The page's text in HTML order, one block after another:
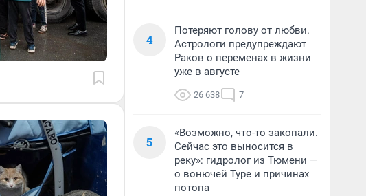
4
Потеряют голову от любви.
Астрологи предупреждают
Раков о переменах в жизни
уже в августе
26 638 7
5
«Возможно, что-то закопали.
Сейчас это выносится в
реку»: гидролог из Тюмени —
о вонючей Туре и причинах
потопа